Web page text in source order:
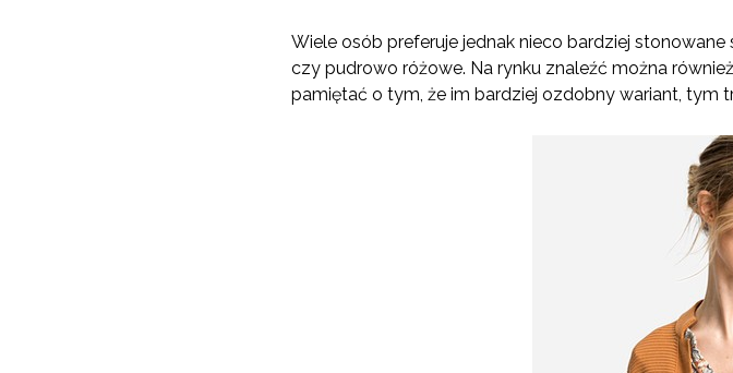
Wiele osób preferuje jednak nieco bardziej
czy pudrowo różowe. Na rynku znaleźć można
pamiętać o tym, że im bardziej ozdobny wariant, tym